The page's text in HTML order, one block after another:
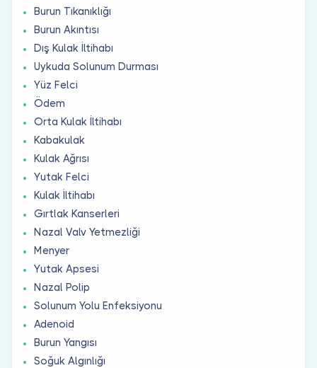
Burun Tıkanıklığı
Burun Akıntısı
Dış Kulak İltihabı
Uykuda Solunum Durması
Yüz Felci
Ödem
Orta Kulak İltihabı
Kabakulak
Kulak Ağrısı
Yutak Felci
Kulak İltihabı
Gırtlak Kanserleri
Nazal Valv Yetmezliği
Menyer
Yutak Apsesi
Nazal Polip
Solunum Yolu Enfeksiyonu
Adenoid
Burun Yangısı
Soğuk Algınlığı